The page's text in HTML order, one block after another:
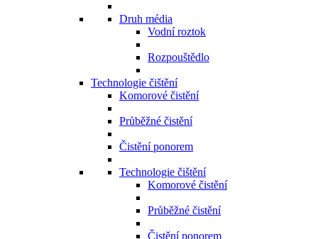
Druh média
Vodní roztok
Rozpouštědlo
Technologie čištění
Komorové čistění
Průběžné čistění
Čistění ponorem
Technologie čištění
Komorové čistění
Průběžné čistění
Čistění ponorem